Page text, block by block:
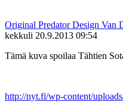
Original Predator Design Van
kekkuli 20.9.2013 09:54
Tämä kuva spoilaa Tähtien
http://nyt.fi/wp-content/